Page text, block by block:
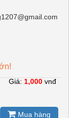
Giá: 1,000 vnđ
Mua hàng